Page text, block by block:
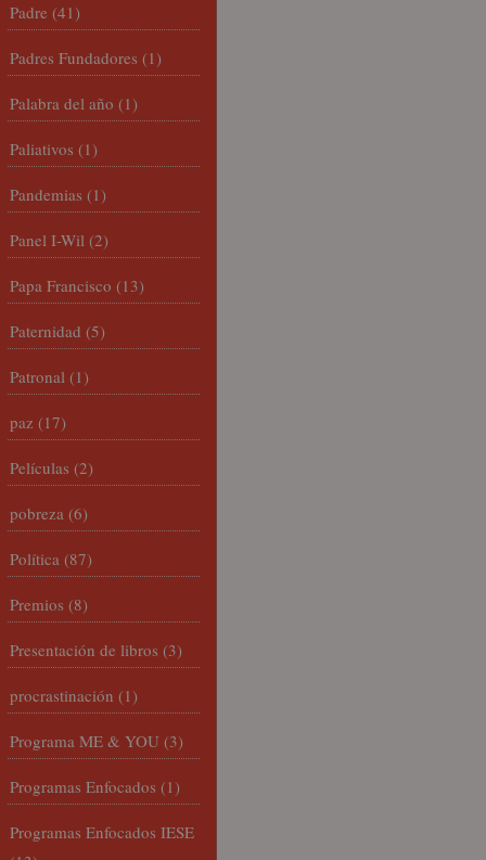
Padre (41)
Padres Fundadores (1)
Palabra del año (1)
Paliativos (1)
Pandemias (1)
Panel I-Wil (2)
Papa Francisco (13)
Paternidad (5)
Patronal (1)
paz (17)
Películas (2)
pobreza (6)
Política (87)
Premios (8)
Presentación de libros (3)
procrastinación (1)
Programa ME & YOU (3)
Programas Enfocados (1)
Programas Enfocados IESE